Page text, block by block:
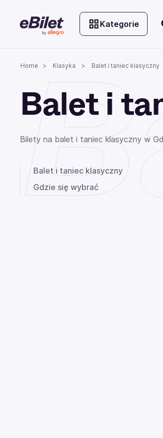
Kategorie
Home Klasyka Balet i taniec klasyczny
Balet i
Bilety na balet i taniec klasyczny w
Balet i taniec klasyczny
Gdzie się wybrać